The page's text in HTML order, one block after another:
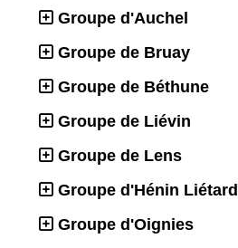
Groupe d'Auchel
Groupe de Bruay
Groupe de Béthune
Groupe de Liévin
Groupe de Lens
Groupe d'Hénin Liétard
Groupe d'Oignies